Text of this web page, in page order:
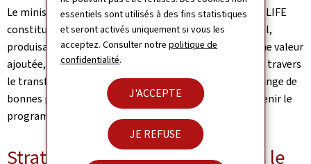
essentiels sont utilisés à des fins statistiques
et seront activés uniquement si vous les
acceptez. Consulter notrepolitique de
confidentialité.
J'ACCEPTE
JE REFUSE
Le ministre Serge Wilmes a rappelé que le programme LIFE
constitue depuis plus de 30 ans un instrument essentiel,
produisant des résultats concrets sur le terrain avec une valeur
ajoutée, notamment pour les petits États membres, à travers
le transfert de connaissances, la mise en réseau, l'échange de
bonnes pratiques, et s'est engagé à continuer à maintenir le
programme dans le futur.
Stratégie pour la résilience dans le